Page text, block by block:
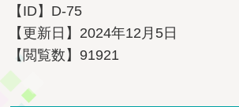
【ID】 D-75
【更新日】 2024年12月5日
【閲覧数】 91921